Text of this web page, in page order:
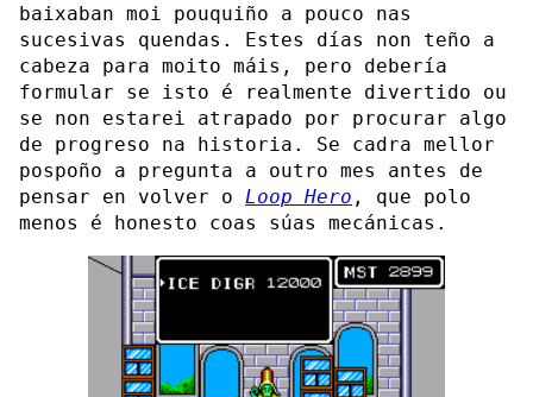
baixaban moi pouquiño a pouco nas
sucesivas quendas. Estes días non teño a
cabeza para moito máis, pero debería
formular se isto é realmente divertido ou
se non estarei atrapado por procurar algo
de progreso na historia. Se cadra mellor
pospoño a pregunta a outro mes antes de
pensar en volver o Loop Hero , que polo
menos é honesto coas súas mecánicas.